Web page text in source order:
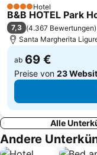
Lagaccio
Via Garibaldi
4 SterneHotel
B&B HOTEL Park
7,3 (4.367 Bewertungen)
Santa Margherita
ab 69 €
Preise von 23
Alle
Andere